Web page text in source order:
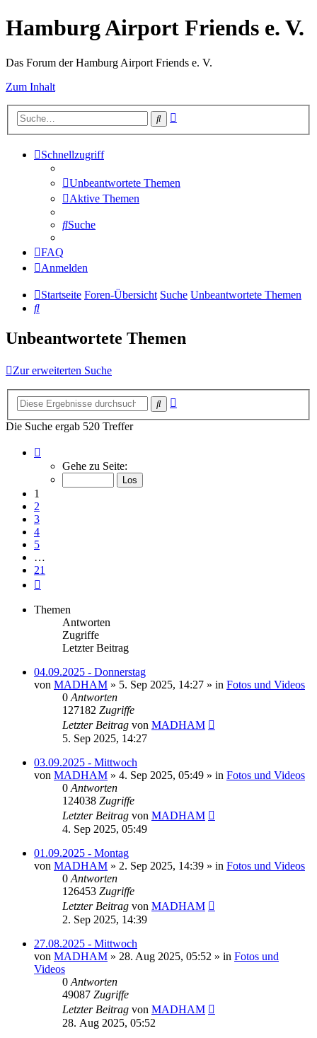
Hamburg Airport Friends e. V.
Das Forum der Hamburg Airport Friends e. V.
Zum Inhalt
Suche
Schnellzugriff
Unbeantwortete Themen
Aktive Themen
Suche
FAQ
Anmelden
Startseite Foren-Übersicht Suche Unbeantwortete Themen
Suche
Unbeantwortete Themen
Zur erweiterten Suche
Suche
Die Suche ergab 520 Treffer
von
Gehe zu Seite:
1
2
3
4
5
…
21
Themen
Antworten
Zugriffe
Letzter Beitrag
04.09.2025 - Donnerstag
von MADHAM » 5. Sep 2025, 14:27 » in Fotos und Videos
0 Antworten
127182 Zugriffe
Letzter Beitrag von MADHAM
5. Sep 2025, 14:27
03.09.2025 - Mittwoch
von MADHAM » 4. Sep 2025, 05:49 » in Fotos und Videos
0 Antworten
124038 Zugriffe
Letzter Beitrag von MADHAM
4. Sep 2025, 05:49
01.09.2025 - Montag
von MADHAM » 2. Sep 2025, 14:39 » in Fotos und Videos
0 Antworten
126453 Zugriffe
Letzter Beitrag von MADHAM
2. Sep 2025, 14:39
27.08.2025 - Mittwoch
von MADHAM » 28. Aug 2025, 05:52 » in Fotos und
Videos
0 Antworten
49087 Zugriffe
Letzter Beitrag von MADHAM
28. Aug 2025, 05:52